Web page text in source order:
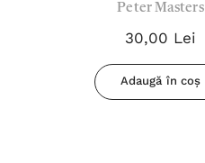
Peter Masters
30,00 Lei
Adaugă în coș